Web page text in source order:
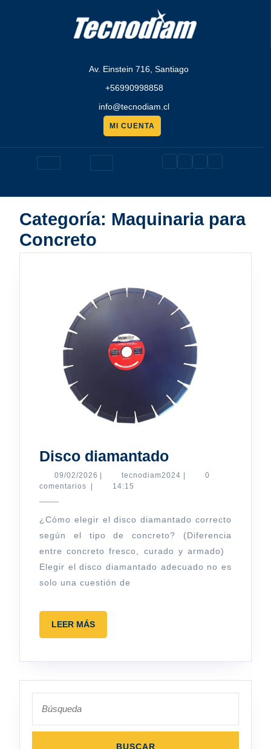
Av. Einstein 716, Santiago
+56990998858
info@tecnodiam.cl
MI CUENTA
presupuesto
Botón
de
apertura
Categoría: Maquinaria para
Concreto
Disco diamantadoDisco
diamantado
09/02/2026 09/02/2026
| tecnodiam2024 tecnodiam2024
|
0
comentarios
| 14:15
¿Cómo elegir el disco diamantado correcto
según el tipo de concreto? (Diferencia
entre concreto fresco, curado y armado)
Elegir el disco diamantado adecuado no es
solo una cuestión de
LEER MÁSLEER
MÁS